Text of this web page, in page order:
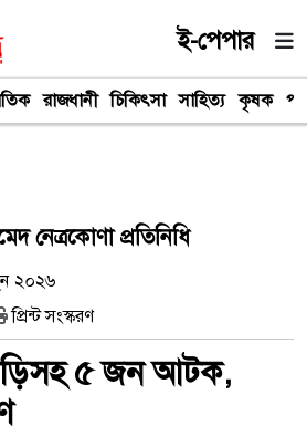
ই-পেপার
রাজধানী চিকিৎসা সাহিত্য কৃষক
নেত্রকোণা প্রতিনিধি
২০২৬
প্রিন্ট সংস্করণ
৫ জন আটক,